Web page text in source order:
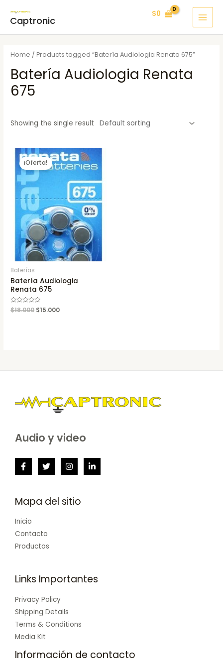
Captronic
$0
Home / Products tagged “Batería Audiologia Renata 675”
Batería Audiologia Renata
675
Showing the single result
¡Oferta!
Baterías
Batería Audiologia
Renata 675
Rated
0
$18.000 $15.000
Audio y video
Mapa del sitio
Inicio
Contacto
Productos
Links Importantes
Privacy Policy
Shipping Details
Terms & Conditions
Media Kit
Información de contacto